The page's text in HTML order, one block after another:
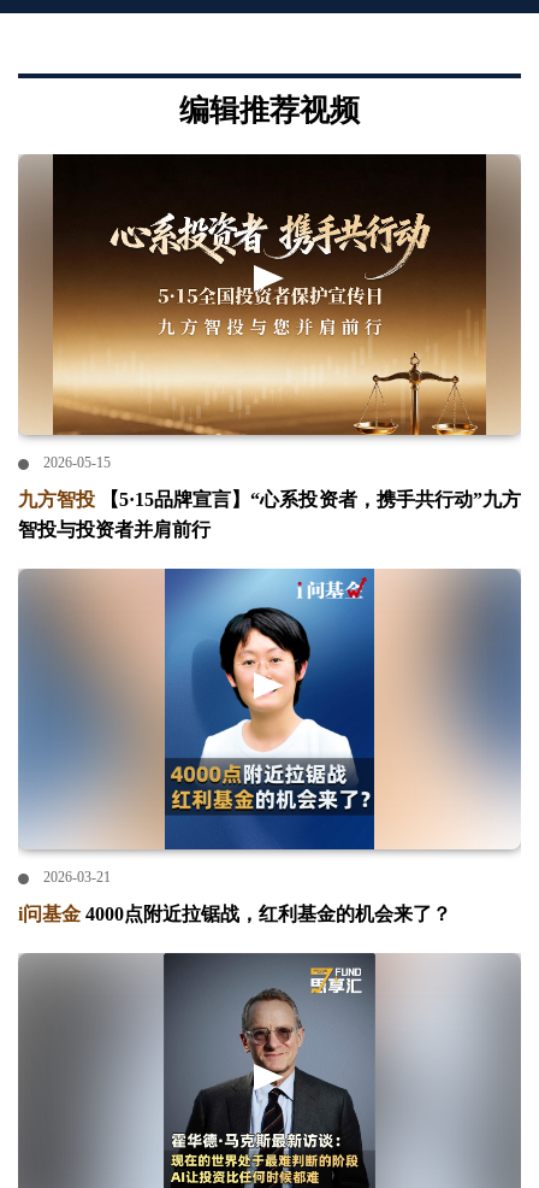
编辑推荐视频
2026-05-15
九方智投
【5·15品牌宣言】“心系投资者，携手共行动”九方
智投与投资者并肩前行
2026-03-21
i问基金 4000点附近拉锯战，红利基金的机会来了？